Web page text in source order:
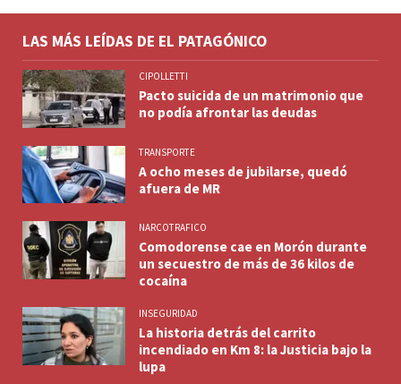
LAS MÁS LEÍDAS DE EL PATAGÓNICO
CIPOLLETTI
Pacto suicida de un matrimonio que
no podía afrontar las deudas
TRANSPORTE
A ocho meses de jubilarse, quedó
afuera de MR
NARCOTRAFICO
Comodorense cae en Morón durante
un secuestro de más de 36 kilos de
cocaína
INSEGURIDAD
La historia detrás del carrito
incendiado en Km 8: la Justicia bajo la
lupa